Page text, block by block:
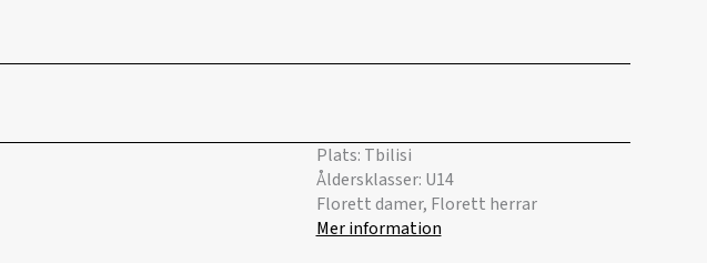
Plats: Tbilisi
Åldersklasser: U14
Florett damer, Florett herrar
Mer information